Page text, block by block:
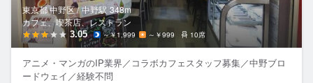
東京都 中野区 / 中野駅 348m
カフェ、喫茶店、レストラン
3.05 ～￥1,999 ～￥999 10席
アニメ・マンガのIP業界／コラボカフェスタッフ募集／中野ブロ
ードウェイ／経験不問